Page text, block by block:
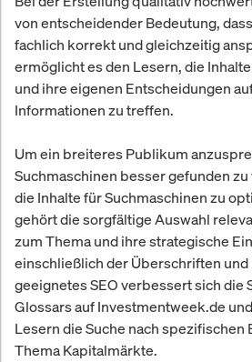
von entscheidender Bedeutung,
fachlich korrekt und gleichzeitig
ermöglicht es den Lesern, die
und ihre eigenen Entscheidungen
Informationen zu treffen.
Um ein breiteres Publikum
Suchmaschinen besser gefunden
die Inhalte für Suchmaschinen zu
gehört die sorgfältige Auswahl
zum Thema und ihre strategische
einschließlich der Überschriften und
geeignetes SEO verbessert sich die
Glossars auf Investmentweek.de
Lesern die Suche nach spezifischen
Thema Kapitalmärkte.